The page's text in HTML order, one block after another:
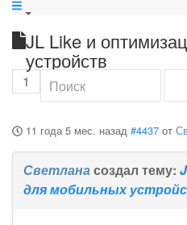
JL Like и
устройств
1
11 года 5 мес. назад #4437 от
Светланасоздал тему:
для мобильных